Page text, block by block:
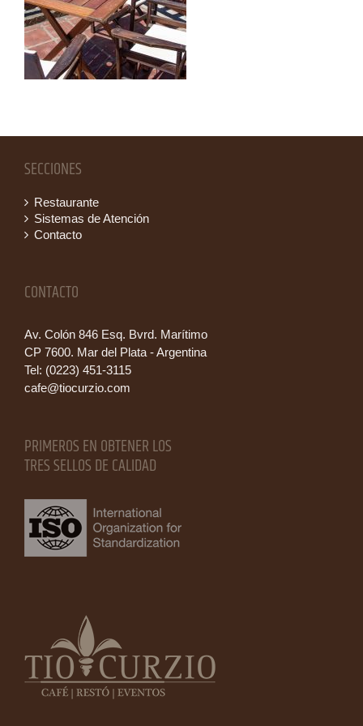
SECCIONES
Restaurante
Sistemas de Atención
Contacto
CONTACTO
Av. Colón 846 Esq. Bvrd. Marítimo
CP 7600. Mar del Plata - Argentina
Tel: (0223) 451-3115
cafe@tiocurzio.com
PRIMEROS EN OBTENER LOS
TRES SELLOS DE CALIDAD